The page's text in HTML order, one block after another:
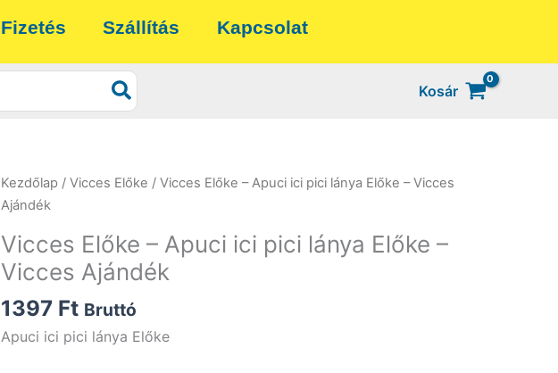
Fizetés Szállítás Kapcsolat
Kosár
Kezdőlap / Vicces Előke / Vicces Előke – Apuci ici pici lánya Előke – Vicces
Ajándék
Vicces Előke – Apuci ici pici lánya Előke –
Vicces Ajándék
1397 Ft Bruttó
Apuci ici pici lánya Előke